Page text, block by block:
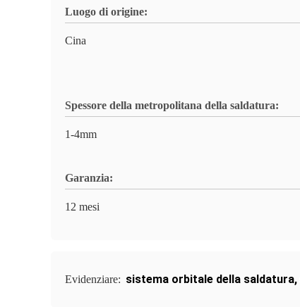
Luogo di origine:
Cina
Spessore della metropolitana della saldatura:
1-4mm
Garanzia:
12 mesi
Evidenziare: sistema orbitale della saldatura,